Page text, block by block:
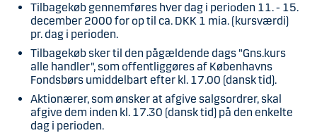
Tilbagekøb gennemføres hver dag i perioden 11. - 15.
december 2000 for op til ca. DKK 1 mia. (kursværdi)
pr. dag i perioden.
Tilbagekøb sker til den pågældende dags "Gns.kurs
alle handler", som offentliggøres af Københavns
Fondsbørs umiddelbart efter kl. 17.00 (dansk tid).
Aktionærer, som ønsker at afgive salgsordrer, skal
afgive dem inden kl. 17.30 (dansk tid) på den enkelte
dag i perioden.